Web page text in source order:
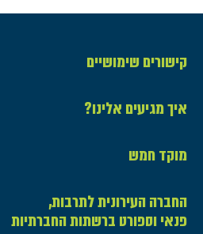
קישורים שימושיים
איך מגיעים אלינו?
מוקד חמש
החברה העירונית לתרבות,
פנאי וספורט ברשתות החברתיות